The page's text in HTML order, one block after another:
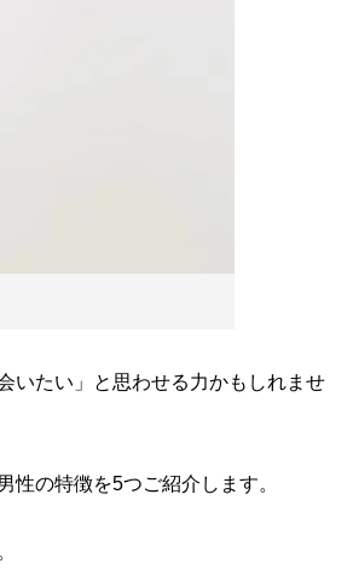
いたい」と思わせる力かもしれませ
の特徴を5つご紹介します。